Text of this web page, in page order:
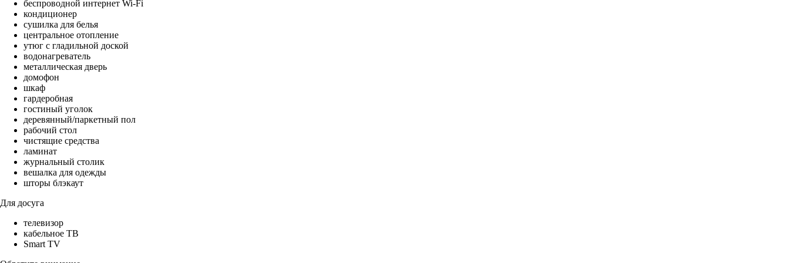
беспроводной интернет Wi-Fi
кондиционер
сушилка для белья
центральное отопление
утюг с гладильной доской
водонагреватель
металлическая дверь
домофон
шкаф
гардеробная
гостиный уголок
деревянный/паркетный пол
рабочий стол
чистящие средства
ламинат
журнальный столик
вешалка для одежды
шторы блэкаут
Для досуга
телевизор
кабельное ТВ
Smart TV